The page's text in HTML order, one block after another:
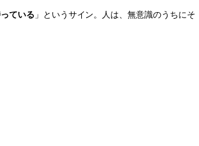
ている 」というサイン。人は、無意識のうちにそ